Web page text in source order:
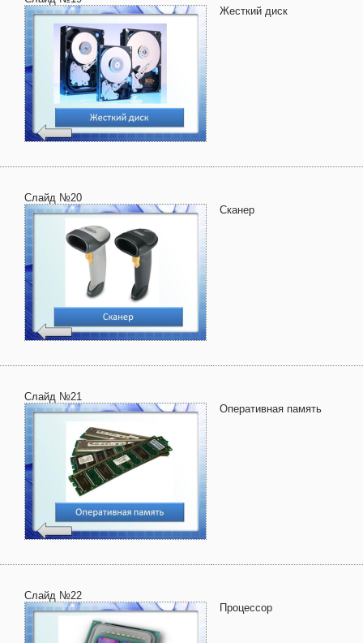
Жесткий диск
Слайд №20
Сканер
Слайд №21
Оперативная память
Слайд №22
Процессор